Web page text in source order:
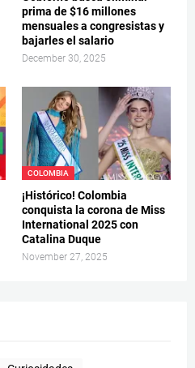
prima de $16 millones
mensuales a congresistas y
bajarles el salario
December 30, 2025
COLOMBIA
¡Histórico! Colombia
conquista la corona de Miss
International 2025 con
Catalina Duque
November 27, 2025